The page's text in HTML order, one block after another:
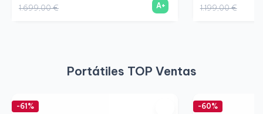
1.699,00 € A+ 1.199,00 €
Portátiles TOP Ventas
-61% -60%